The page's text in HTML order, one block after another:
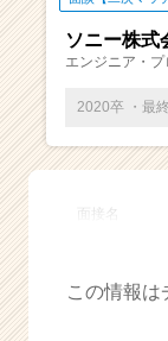
ソニー株式
エンジニア・プ
2020卒 ・最
面接名
この情報は